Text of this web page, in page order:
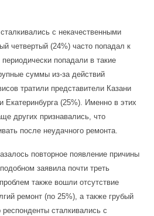
с некачественными
четвертый (24%) часто попадал к
попадали в такие
суммы из-за действий
тратили представители Казани
Екатеринбурга (25%). Именно в этих
других признавались, что
после неудачного ремонта.
повторное появление причины
заявила почти треть
также вошли отсутствие
ремонт (по 25%), а также грубый
сталкивались с